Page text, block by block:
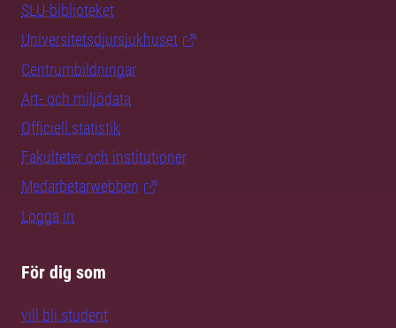
SLU-biblioteket
Universitetsdjursjukhuset
Centrumbildningar
Art- och miljödata
Officiell statistik
Fakulteter och institutioner
Medarbetarwebben
Logga in
För dig som
vill bli student